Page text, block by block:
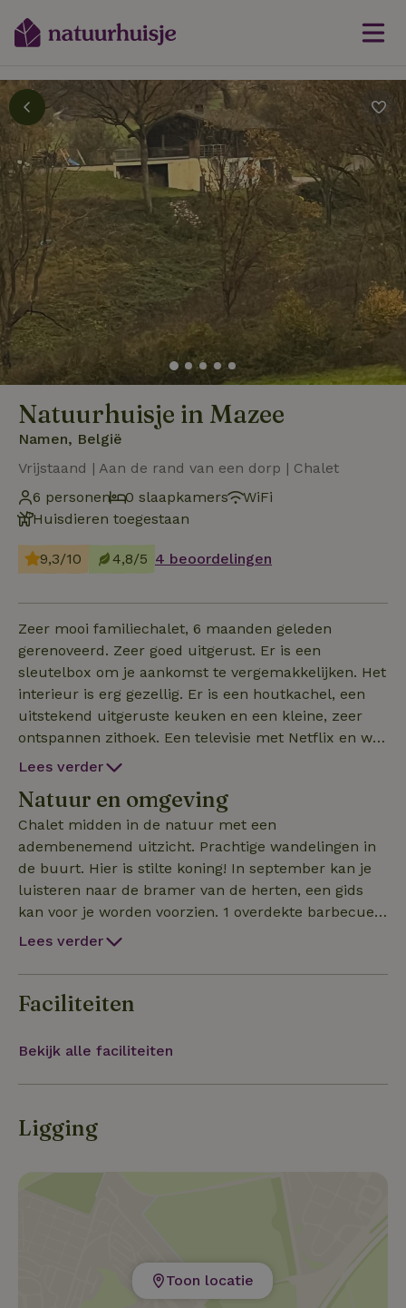
Natuurhuisje in Mazee
Namen, België
Vrijstaand | Aan de rand van een dorp | Chalet
6 personen
0 slaapkamers
WiFi
Huisdieren toegestaan
9,3/10 4,8/5 4 beoordelingen
Zeer mooi familiechalet, 6 maanden geleden
gerenoveerd. Zeer goed uitgerust. Er is een
sleutelbox om je aankomst te vergemakkelijken. Het
interieur is erg gezellig. Er is een houtkachel, een
uitstekend uitgeruste keuken en een kleine, zeer
ontspannen zithoek. Een televisie met Netflix en wifi
zijn ook beschikbaar. We hebben 3 slaapkamers
Lees verder
Natuur en omgeving
Chalet midden in de natuur met een
adembenemend uitzicht. Prachtige wandelingen in
de buurt. Hier is stilte koning! In september kan je
luisteren naar de bramer van de herten, een gids
kan voor je worden voorzien. 1 overdekte barbecue
en een barbecue in de open lucht zijn beschikbaar.
Lees verder
Faciliteiten
Bekijk alle faciliteiten
Ligging
Toon locatie